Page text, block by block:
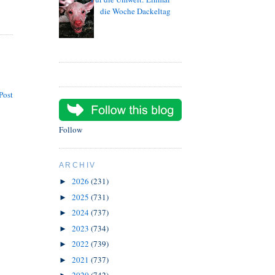
die Woche Dackeltag
Follow
ARCHIV
► 2026 (231)
► 2025 (731)
► 2024(737)
► 2023 (734)
► 2022 (739)
► 2021 (737)